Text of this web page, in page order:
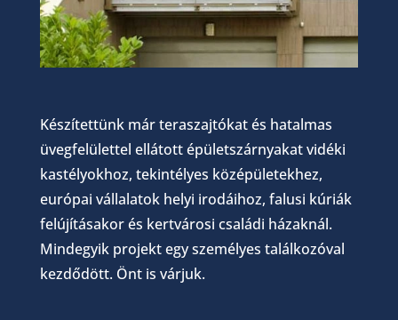
Készítettünk már teraszajtókat és hatalmas
üvegfelülettel ellátott épületszárnyakat vidéki
kastélyokhoz, tekintélyes középületekhez,
európai vállalatok helyi irodáihoz, falusi kúriák
felújításakor és kertvárosi családi házaknál.
Mindegyik projekt egy személyes találkozóval
kezdődött. Önt is várjuk.